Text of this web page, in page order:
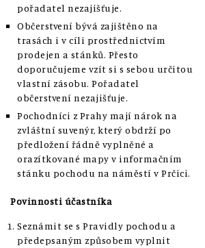
pořadatel nezajišťuje.
Občerstvení bývá zajištěno na
trasách i v cíli prostřednictvím
prodejen a stánků. Přesto
doporučujeme vzít si s sebou určitou
vlastní zásobu. Pořadatel
občerstvení nezajišťuje.
Pochodníci z Prahy mají nárok na
zvláštní suvenýr, který obdrží po
předložení řádně vyplněné a
orazítkované mapy v informačním
stánku pochodu na náměstí v Prčici.
Povinnosti účastníka
Seznámit se s Pravidly pochodu a
předepsaným způsobem vyplnit